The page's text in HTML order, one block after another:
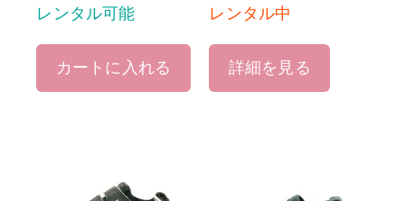
レンタル可能
カートに入れる
レンタル中
詳細を見る